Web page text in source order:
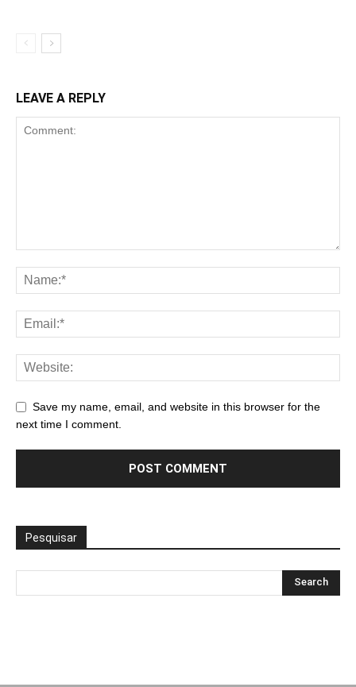
LEAVE A REPLY
Save my name, email, and website in this browser for the
next time I comment.
Pesquisar